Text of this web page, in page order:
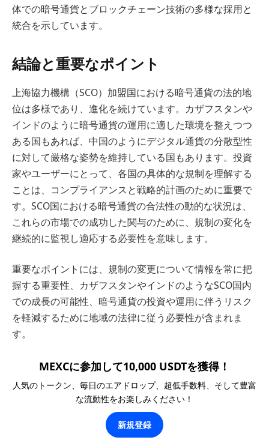
体での暗号通貨とブロックチェーン技術の多様な採用と
統合を示しています。
結論と重要なポイント
上海協力機構（SCO）加盟国における暗号通貨の法的地
位は多様であり、進化を続けています。カザフスタンや
インドのように暗号通貨の運用に適した環境を整えつつ
ある国もあれば、中国のようにデジタル通貨の分散型性
に対して厳格な姿勢を維持している国もあります。投資
家やユーザーにとって、各国の具体的な規制を理解する
ことは、コンプライアンスと戦略的計画のために重要で
す。SCO国における暗号通貨の合法性の動的な状況は、
これらの市場での成功した関与のために、規制の変化を
継続的に監視し適応する必要性を意味します。
重要なポイントには、規制の変更について情報を常に把
握する重要性、カザフスタンやインドのようなSCO国内
での成長の可能性、暗号通貨の投資や運用に伴うリスク
を軽減するために地域の法律に従う必要性が含まれま
す。
MEXCに参加して10,000 USDTを獲得！
人気のトークン、毎日のエアドロップ、超低手数料、そして豊富
な流動性をお楽しみください！
新規登録